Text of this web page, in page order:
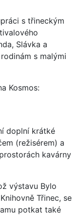
s třineckým
Slávka a
s malými
Kosmos:
doplní krátké
(režisérem) a
kavárny
výstavu Bylo
Třinec, se
potkat také